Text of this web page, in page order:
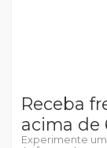
Receba
acima de
Experimente